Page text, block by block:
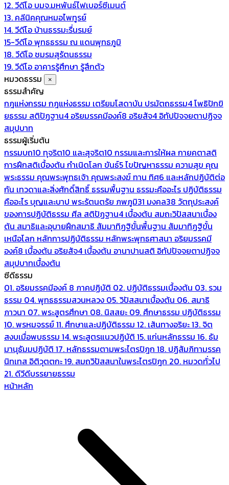
12. วีดีโอ บมจ.มหพันธ์ไฟเบอร์ซีเมนต์
13. คลีนิคคุณหมอไพทูรย์
14. วีดีโอ บ้านธรรมะรื่นรมย์
15-วีดีโอ พุทธธรรม ณ แดนพุทธภูมิ
18. วีดีโอ ชมรมสุรัตนธรรม
19. วีดีโอ อาคารรู้ศึกษา รู้สึกตัว
หมวดธรรม
×
ธรรมสำคัญ
กฎแห่งกรรม กฎแห่งธรรม เตรียมโสดาบัน ปรมัตถธรรม4โพธิปักขิ
ยธรรม สติปัฏฐาน4 อริยมรรคมีองค์8 อริยสัจ4 อิทัปปัจจยตาปฏิจจ
สมุปบาท
ธรรมผู้เริ่มต้น
กรรมบถ10 ทุจริต10 และสุจริต10 กรรมและการให้ผล กายคตาสติ
การฝึกสติเบื้องต้น กำเนิดโลก ขันธ์5ไขปัญหาธรรม ความสุข คุณ
พระธรรม คุณพระพุทธเจ้า คุณพระสงฆ์ ทาน ทิศ6 และหลักปฏิบัติต่อ
กัน เทวดาและสิ่งศักดิ์สิทธิ์ธรรมพื้นฐาน ธรรมะคืออะไร ปฏิบัติธรรม
คืออะไร บุญและบาป พระรัตนตรัย ภพภูมิ31 มงคล38 วัตถุประสงค์
ของการปฏิบัติธรรม ศีล สติปัฏฐาน4 เบื้องต้น สมถะวิปัสสนาเบื้อง
ต้น สมาธิและอุบายฝึกสมาธิ สัมมาทิฏฐิขั้นพื้นฐาน สัมมาทิฏฐิขั้น
เหนือโลก หลักการปฏิบัติธรรม หลักพระพุทธศาสนา อริยมรรคมี
องค์8 เบื้องต้น อริยสัจ4 เบื้องต้น อานาปานสติ อิทัปปัจจยตาปฏิจจ
สมุปบาทเบื้องต้น
ซีดีธรรม
01. อริยมรรคมีองค์ 8 ภาคปฏิบัติ 02. ปฏิบัติธรรมเบื้องต้น 03. รวม
ธรรม 04. พุทธธรรมสวนหลวง 05. วิปัสสนาเบื้องต้น 06. สมาธิ
ภาวนา 07. พระสูตรศึกษา 08. นิสสยะ 09. ศึกษาธรรม ปฏิบัติธรรม
10. พรหมจรรย์11. ศึกษาและปฏิบัติธรรม 12. เส้นทางอริยะ13. จิต
สงบเมื่อพบธรรม 14. พระสูตรแนวปฏิบัติ 15. แก่นหลักธรรม 16. ธัม
มานุธัมมปฏิบัติ 17. หลักธรรมตามพระไตรปิฎก 18. ปฏิสัมภิทามรรค
นิทเทส อิติวุตตกะ19. สมถวิปัสสนาในพระไตรปิฎก 20. หมวดทั่วไป
21. ดีวีดีบรรยายธรรม
หน้าหลัก